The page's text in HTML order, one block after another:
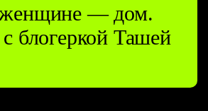
— дом.
блогеркой Ташей